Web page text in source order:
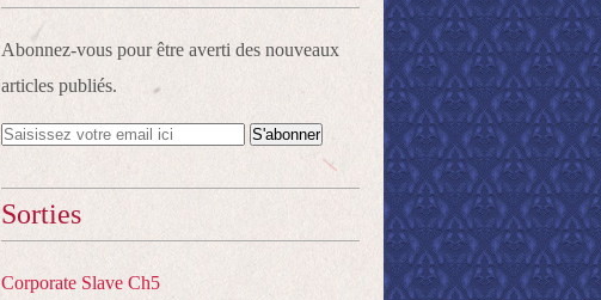
Abonnez-vous pour être averti des nouveaux
articles publiés.
Sorties
Corporate Slave Ch5